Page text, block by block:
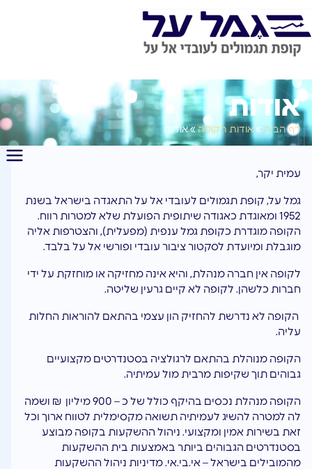
אודות
דף הבית » אודות הקופה»אודות
עמית יקר,
גמל על, קופת תגמולים לעובדי אל על התאגדה בישראל בשנת
1952 ומאוגדת כאגודה שיתופית הפועלת שלא למטרות רווח.
הקופה מוגדרת כקופת גמל ענפית (מפעלית), והצטרפות אליה
מוגבלת ומיועדת לסקטור ציבור עובדי ופורשי אל על בלבד.
לקופה אין חברה מנהלת, והיא אינה מחזיקה או מוחזקת על ידי
חברות כלשהן. לקופה לא קיים גרעין שליטה.
הקופה לא נדרשת להחזיק הון עצמי בהתאם להוראות החלות
עליה.
הקופה מנוהלת בהתאם לרגולציה בסטנדרטים מקצועיים
גבוהים תוך שקיפות מרבית מול עמיתיה.
הקופה מנהלת נכסים בהיקף כולל של כ – 900 מיליון ₪ ושמה
לה למטרה להשיג לעמיתיה תשואה מקסימלית לטווח ארוך וכל
זאת בשירות אמין ומקצועי. ניהול ההשקעות בקופה מבוצע
בסטנדרטים הגבוהים ביותר באמצעות בית ההשקעות
מהמובילים בישראל – אי.בי.אי. מדיניות ניהול ההשקעות